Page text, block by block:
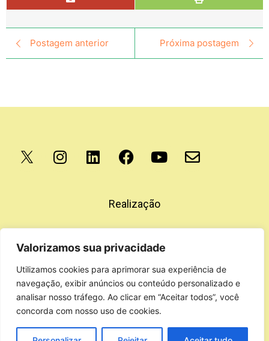
Valorizamos sua privacidade
Utilizamos cookies para aprimorar sua experiência de
navegação, exibir anúncios ou conteúdo personalizado e
analisar nosso tráfego. Ao clicar em “Aceitar todos”, você
concorda com nosso uso de cookies.
Postagem anterior Próxima postagem
Realização